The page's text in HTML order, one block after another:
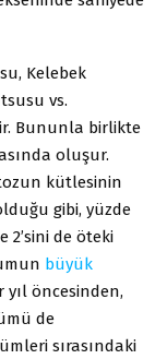
Kelebek
vs.
Bununla birlikte
oluşur.
kütlesinin
gibi, yüzde
2’sini de öteki
büyük
yıl öncesinden,
de
sırasındaki